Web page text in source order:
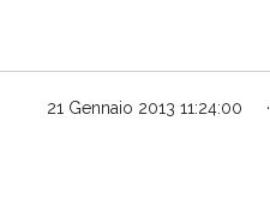
21 Gennaio 2013 11:24:00